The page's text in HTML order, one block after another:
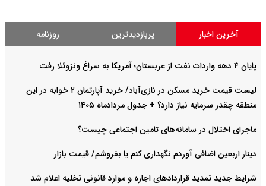
آخرین اخبار پربازدیدترین روزنامه
پایان ۴ دهه واردات نفت از عربستان؛ آمریکا به سراغ ونزوئلا رفت
لیست قیمت خرید مسکن در نازی‌آباد/ خرید آپارتمان ۲ خوابه در این
منطقه چقدر سرمایه نیاز دارد؟ + جدول مردادماه ۱۴۰۵
ماجرای اختلال در سامانه‌های تامین اجتماعی چیست؟
دینار اربعین اضافی آوردم نگهداری کنم یا بفروشم/ قیمت بازار
شرایط جدید تمدید قراردادهای اجاره و موارد قانونی تخلیه اعلام شد